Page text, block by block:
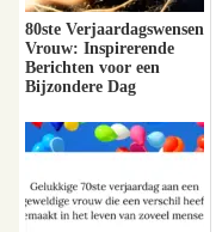
80ste Verjaardagswensen
Vrouw: Inspirerende
Berichten voor een
Bijzondere Dag